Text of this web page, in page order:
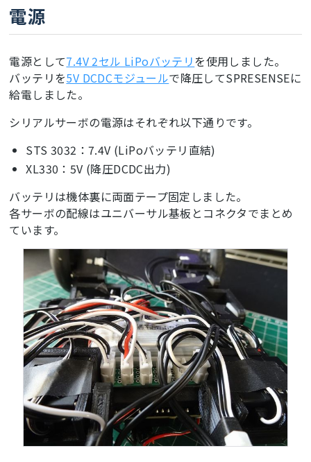
電源
電源として7.4V 2セル LiPoバッテリを使用しました。
バッテリを5V DCDCモジュールで降圧してSPRESENSEに
給電しました。
シリアルサーボの電源はそれぞれ以下通りです。
STS 3032：7.4V (LiPoバッテリ直結)
XL330：5V (降圧DCDC出力)
バッテリは機体裏に両面テープ固定しました。
各サーボの配線はユニバーサル基板とコネクタでまとめ
ています。